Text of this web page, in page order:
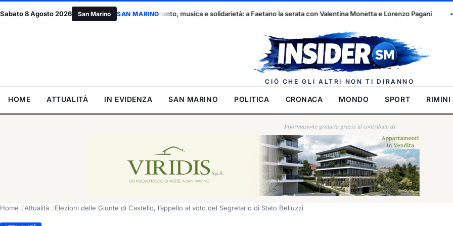
Sabato 8 Agosto 2026 San Marino SAN MARINO
Cena al tramonto, musica e solidarietà: a Faetano la serata con Valentina Monetta e Lorenzo Pagani Il calcio sammarinese
CIÒ CHE GLI ALTRI NON TI DIRANNO
HOME ATTUALITÀ IN EVIDENZA SAN MARINO POLITICA CRONACA MONDO SPORT RIMINI
Informazione gratuita grazie al contributo di
Home Attualità Elezioni delle Giunte di Castello, l’appello al voto del Segretario di Stato Belluzzi